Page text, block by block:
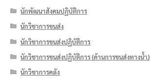
นักพัฒนาสังคมปฏิบัติการ
นักวิชาการขนส่ง
นักวิชาการขนส่งปฏิบัติการ
นักวิชาการขนส่งปฏิบัติการ (ด้านการขนส่งทางน้ำ)
นักวิชาการคลัง